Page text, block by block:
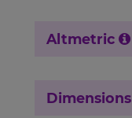
Altmetric
Dimensions